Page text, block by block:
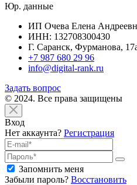
Юр. данные
ИП Очева Елена
ИНН: 132708300430
Г. Саранск, Фурманова,
+7 987 680 29 96
info@digital-rank.ru
Задать вопрос
© 2024. Все права защищены
Вход
Нет аккаунта? Регистрация
Запомнить меня
Забыли пароль? Восстановить